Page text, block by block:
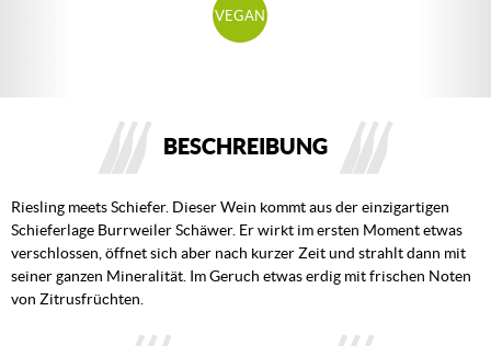
VEGAN
BESCHREIBUNG
Riesling meets Schiefer. Dieser Wein kommt aus der einzigartigen
Schieferlage Burrweiler Schäwer. Er wirkt im ersten Moment etwas
verschlossen, öffnet sich aber nach kurzer Zeit und strahlt dann mit
seiner ganzen Mineralität. Im Geruch etwas erdig mit frischen Noten
von Zitrusfrüchten.